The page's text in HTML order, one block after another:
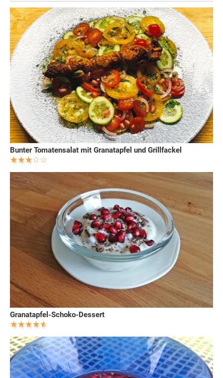
Bunter Tomatensalat mit Granatapfel und Grillfackel
Granatapfel-Schoko-Dessert